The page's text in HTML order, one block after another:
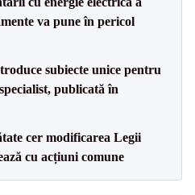
va pune în pericol
subiecte unice pentru
publicată în
cer modificarea Legii
cu acțiuni comune